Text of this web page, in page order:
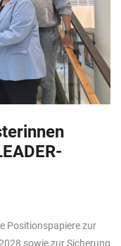
Positionspapiere zur
sowie zur Sicherung